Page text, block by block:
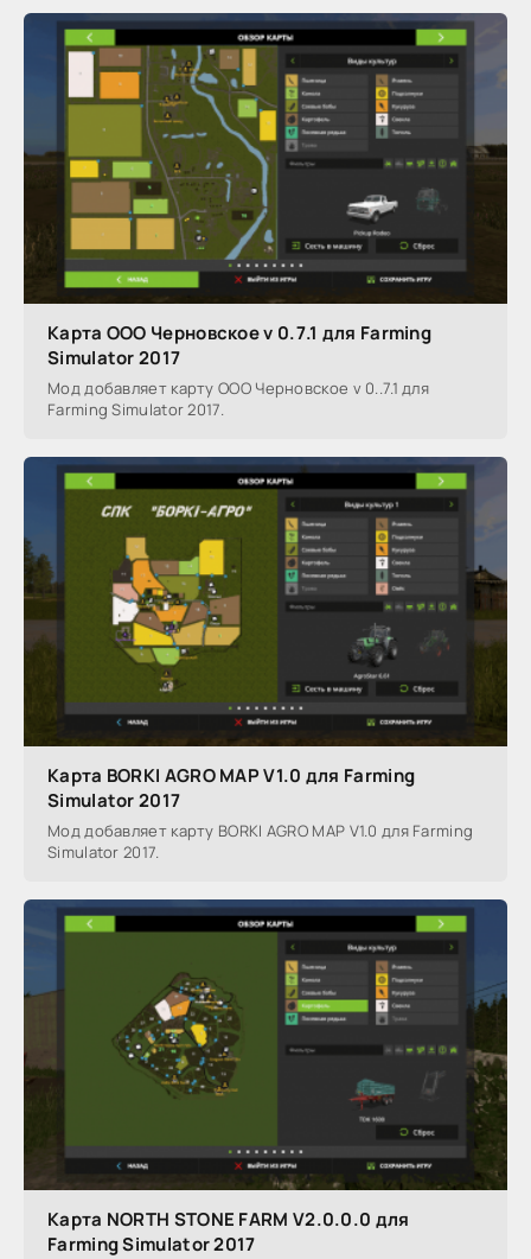
Карта ООО Черновское v 0.7.1 для Farming
Simulator 2017
Мод добавляет карту ООО Черновское v 0..7.1 для
Farming Simulator 2017.
Карта BORKI AGRO MAP V1.0 для Farming
Simulator 2017
Мод добавляет карту BORKI AGRO MAP V1.0 для Farming
Simulator 2017.
Карта NORTH STONE FARM V2.0.0.0 для
Farming Simulator 2017